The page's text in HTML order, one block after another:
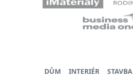
DŮM INTERIÉR STAVBA